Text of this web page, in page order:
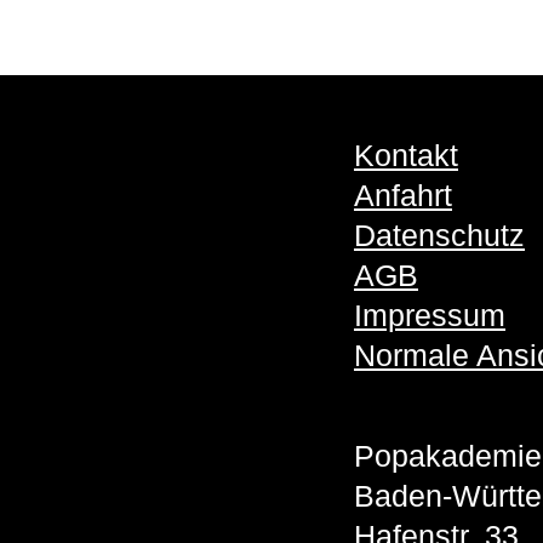
Kontakt
Anfahrt
Datenschutz
AGB
Impressum
Normale
Popakademie
Baden-
Hafenstr. 33